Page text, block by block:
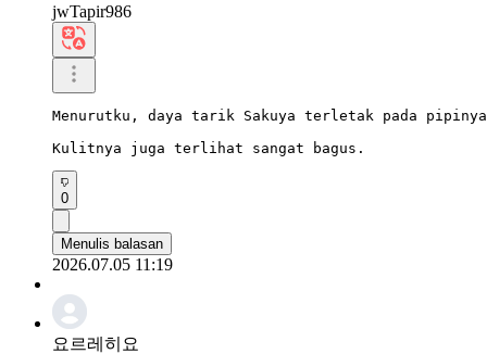
jwTapir986
Menurutku, daya tarik Sakuya terletak pada
Kulitnya juga terlihat sangat bagus.
0
Menulis balasan
2026.07.05 11:19
요르레히요